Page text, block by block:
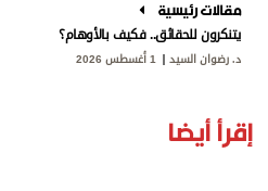
مقالات رئيسية
يتنكرون للحقائق.. فكيف بالأوهام؟
د. رضوان السيد 1 أغسطس 2026
إقرأ أيضا